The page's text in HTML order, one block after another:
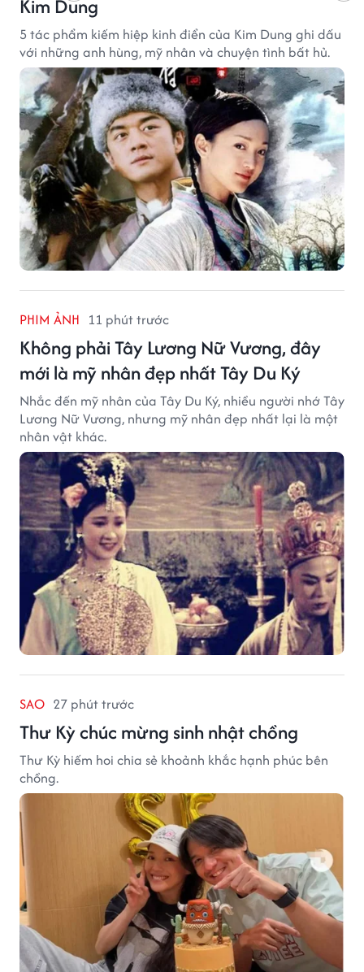
Kim Dung
5 tác phẩm kiếm hiệp kinh điển của Kim Dung ghi dấu
với những anh hùng, mỹ nhân và chuyện tình bất hủ.
PHIM ẢNH 11 phút trước
Không phải Tây Lương Nữ Vương, đây
mới là mỹ nhân đẹp nhất Tây Du Ký
Nhắc đến mỹ nhân của Tây Du Ký, nhiều người nhớ Tây
Lương Nữ Vương, nhưng mỹ nhân đẹp nhất lại là một
nhân vật khác.
SAO 27 phút trước
Thư Kỳ chúc mừng sinh nhật chồng
Thư Kỳ hiếm hoi chia sẻ khoảnh khắc hạnh phúc bên
chồng.